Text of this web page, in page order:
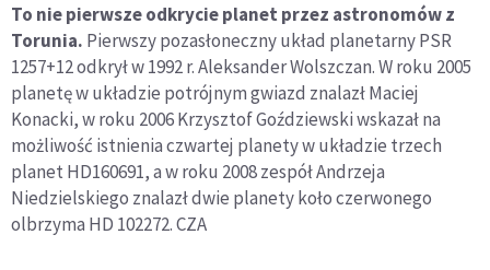
To nie pierwsze odkrycie planet przez astronomów z
Torunia. Pierwszy pozasłoneczny układ planetarny PSR
1257+12 odkrył w 1992 r. Aleksander Wolszczan. W roku 2005
planetę w układzie potrójnym gwiazd znalazł Maciej
Konacki, w roku 2006 Krzysztof Goździewski wskazał na
możliwość istnienia czwartej planety w układzie trzech
planet HD160691, a w roku 2008 zespół Andrzeja
Niedzielskiego znalazł dwie planety koło czerwonego
olbrzyma HD 102272. CZA